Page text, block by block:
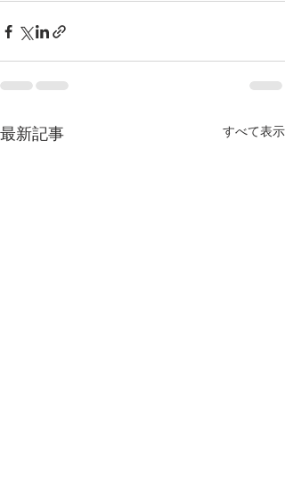
最新記事 すべて表示